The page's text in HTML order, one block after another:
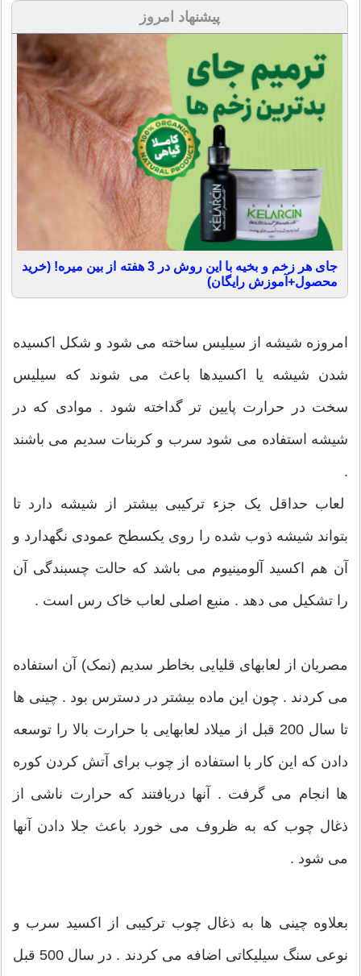
پیشنهاد امروز
جای هر زخم و بخیه با این روش در 3 هفته از بین میره! (خرید
محصول+آموزش رایگان)
امروزه شیشه از سیلیس ساخته می شود و شکل اکسیده
شدن شیشه یا اکسیدها باعث می شوند که سیلیس
سخت در حرارت پایین تر گداخته شود . موادی که در
شیشه استفاده می شود سرب و کربنات سدیم می باشند
.
لعاب حداقل یک جزء ترکیبی بیشتر از شیشه دارد تا
بتواند شیشه ذوب شده را روی یکسطح عمودی نگهدارد و
آن هم اکسید آلومینیوم می باشد که حالت چسبندگی آن
را تشکیل می دهد . منبع اصلی لعاب خاک رس است .
مصریان از لعابهای قلیایی بخاطر سدیم (نمک) آن استفاده
می کردند . چون این ماده بیشتر در دسترس بود . چینی ها
تا سال 200 قبل از میلاد لعابهایی با حرارت بالا را توسعه
دادن که این کار با استفاده از چوب برای آتش کردن کوره
ها انجام می گرفت . آنها دریافتند که حرارت ناشی از
ذغال چوب که به ظروف می خورد باعث جلا دادن آنها
می شود .
بعلاوه چینی ها به ذغال چوب ترکیبی از اکسید سرب و
نوعی سنگ سیلیکاتی اضافه می کردند . در سال 500 قبل